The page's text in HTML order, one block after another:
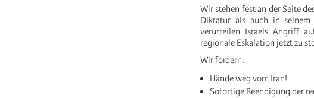
Wir stehen fest an der Seite
Diktatur als auch in
verurteilen Israels Angriff
regionale Eskalation jetzt zu
Wir fordern:
Hände weg vom Iran!
Sofortige Beendigung der